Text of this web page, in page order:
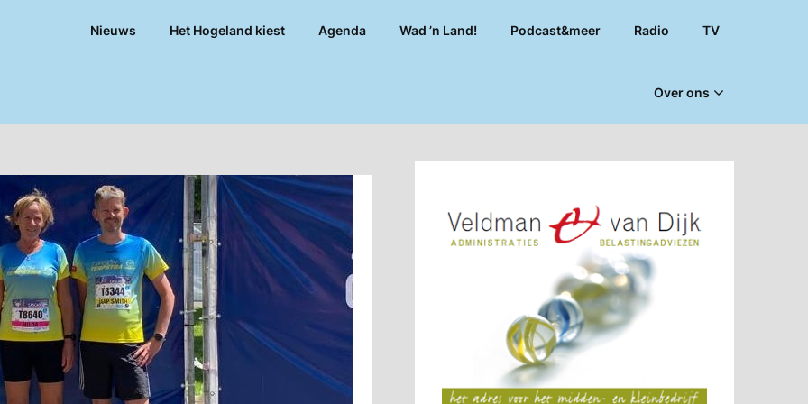
Nieuws Het Hogeland kiest Agenda Wad ’n Land! Podcast&meer Radio TV
Over ons